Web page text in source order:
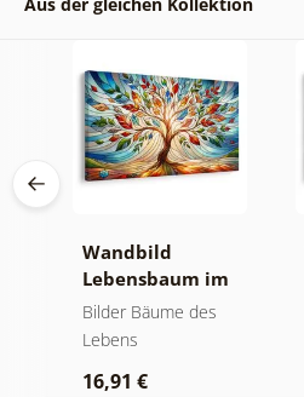
Wandbild
Lebensbaum im
bunten
Glasfenster
Bilder Bäume des
Lebens
16,91 €